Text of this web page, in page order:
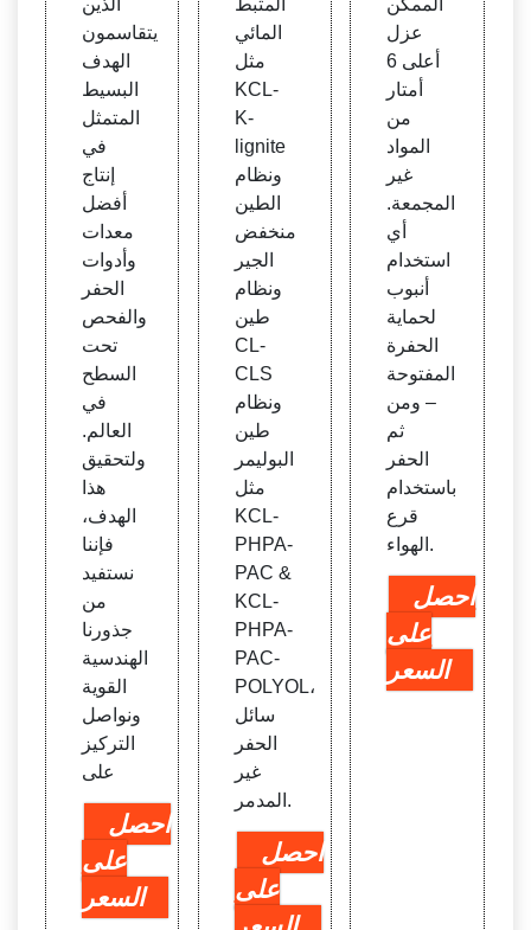
الذين
يتقاسمون
الهدف
البسيط
المتمثل
في
إنتاج
أفضل
معدات
وأدوات
الحفر
والفحص
تحت
السطح
في
العالم.
ولتحقيق
هذا
الهدف،
فإننا
نستفيد
من
جذورنا
الهندسية
القوية
ونواصل
التركيز
على
احصل
على
السعر
المثبط
المائي
مثل
KCL-
K-
lignite
ونظام
الطين
منخفض
الجير
ونظام
طين
CL-
CLS
ونظام
طين
البوليمر
مثل
KCL-
PHPA-
PAC &
KCL-
PHPA-
PAC-
POLYOL،
سائل
الحفر
غير
المدمر.
احصل
على
الممكن
عزل
أعلى 6
أمتار
من
المواد
غير
المجمعة.
أي
استخدام
أنبوب
لحماية
الحفرة
المفتوحة
– ومن
ثم
الحفر
باستخدام
قرع
الهواء.
احصل
على
السعر